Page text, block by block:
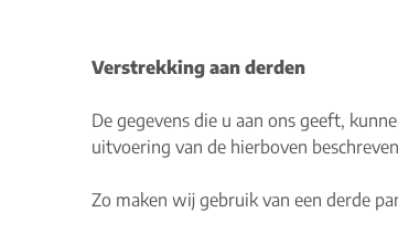
Verstrekking aan derden
De gegevens die u aan ons geeft,
uitvoering van de hierboven
Zo maken wij gebruik van een derde